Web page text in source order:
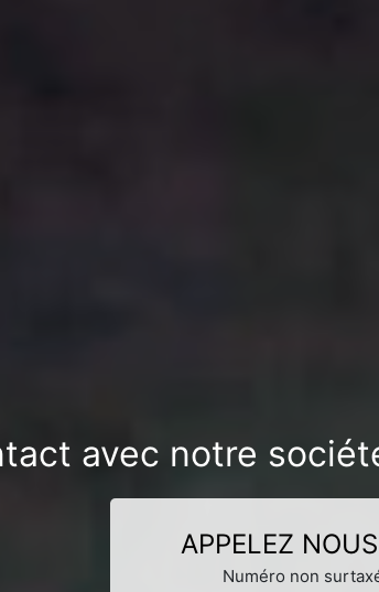
avec notre
APPELEZ
Numéro non